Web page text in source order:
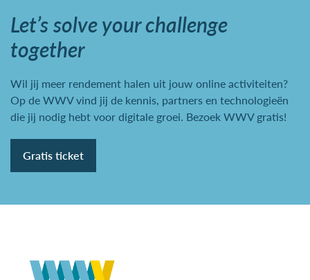
Let’s solve your challenge
together
Wil jij meer rendement halen uit jouw online activiteiten?
Op de WWV vind jij de kennis, partners en technologieën
die jij nodig hebt voor digitale groei. Bezoek WWV gratis!
Gratis ticket